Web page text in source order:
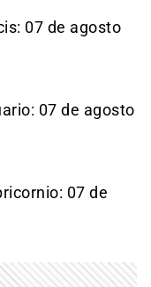
07 de agosto
07 de agosto
07 de